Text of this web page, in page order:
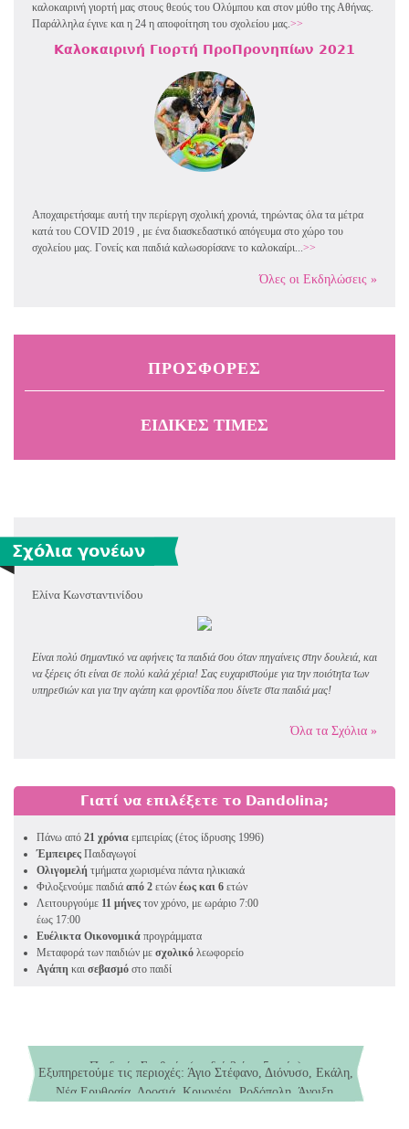
καλοκαιρινή γιορτή μας στους θεούς του Ολύμπου και στον μύθο της Αθήνας.
Παράλληλα έγινε και η 24 η αποφοίτηση του σχολείου μας.>>
Καλοκαιρινή Γιορτή ΠροΠρονηπίων 2021
Αποχαιρετήσαμε αυτή την περίεργη σχολική χρονιά, τηρώντας όλα τα μέτρα
κατά του COVID 2019 , με ένα διασκεδαστικό απόγευμα στο χώρο του
σχολείου μας. Γονείς και παιδιά καλωσορίσανε το καλοκαίρι...>>
Όλες οι Εκδηλώσεις »
ΠΡΟΣΦΟΡΈΣ
ΕΙΔΙΚΈΣ ΤΙΜΈΣ
Σχόλια γονέων
Ελίνα Κωνσταντινίδου
Είναι πολύ σημαντικό να αφήνεις τα παιδιά σου όταν πηγαίνεις στην δουλειά, και
να ξέρεις ότι είναι σε πολύ καλά χέρια! Σας ευχαριστούμε για την ποιότητα των
υπηρεσιών και για την αγάπη και φροντίδα που δίνετε στα παιδιά μας!
Όλα τα Σχόλια »
Γιατί να επιλέξετε το Dandolina;
Πάνω από 21 χρόνια εμπειρίας (έτος ίδρυσης 1996)
Έμπειρες Παιδαγωγοί
Ολιγομελή τμήματα χωρισμένα πάντα ηλικιακά
Φιλοξενούμε παιδιά από 2 ετών έως και 6 ετών
Λειτουργούμε 11 μήνες τον χρόνο, με ωράριο 7:00
έως 17:00
Ευέλικτα Οικονομικά προγράμματα
Μεταφορά των παιδιών με σχολικό λεωφορείο
Αγάπη και σεβασμό στο παιδί
Εξυπηρετούμε τις περιοχές: Άγιο Στέφανο, Διόνυσο, Εκάλη,
Νέα Ερυθραία, Δροσιά, Κρυονέρι, Ροδόπολη, Άνοιξη,
Αφίδνες, Καπανδρίτι, Εύξεινο Πόντο, Κάτω Κηφισιά και
Παιδικός Σταθμός (παιδιά 2 έως 5 ετών)